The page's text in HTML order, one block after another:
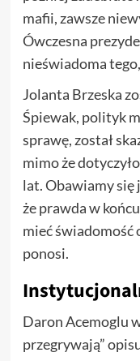
mafii, zawsze
Ówczesna
nieświadoma
Jolanta Brzeska
Śpiewak, polityk
sprawę, został
mimo że
lat. Obawiamy się
że prawda w
mieć
ponosi.
Daron Acemoglu
przegrywają”